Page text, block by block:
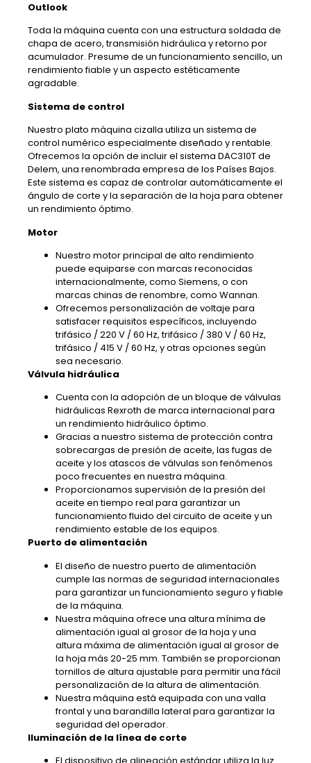
Outlook
Toda la máquina cuenta con una estructura soldada de
chapa de acero, transmisión hidráulica y retorno por
acumulador. Presume de un funcionamiento sencillo, un
rendimiento fiable y un aspecto estéticamente
agradable.
Sistema de control
Nuestro plato máquina cizalla utiliza un sistema de
control numérico especialmente diseñado y rentable.
Ofrecemos la opción de incluir el sistema DAC310T de
Delem, una renombrada empresa de los Países Bajos.
Este sistema es capaz de controlar automáticamente el
ángulo de corte y la separación de la hoja para obtener
un rendimiento óptimo.
Motor
Nuestro motor principal de alto rendimiento
puede equiparse con marcas reconocidas
internacionalmente, como Siemens, o con
marcas chinas de renombre, como Wannan.
Ofrecemos personalización de voltaje para
satisfacer requisitos específicos, incluyendo
trifásico / 220 V / 60 Hz, trifásico / 380 V / 60 Hz,
trifásico / 415 V / 60 Hz, y otras opciones según
sea necesario.
Válvula hidráulica
Cuenta con la adopción de un bloque de válvulas
hidráulicas Rexroth de marca internacional para
un rendimiento hidráulico óptimo.
Gracias a nuestro sistema de protección contra
sobrecargas de presión de aceite, las fugas de
aceite y los atascos de válvulas son fenómenos
poco frecuentes en nuestra máquina.
Proporcionamos supervisión de la presión del
aceite en tiempo real para garantizar un
funcionamiento fluido del circuito de aceite y un
rendimiento estable de los equipos.
Puerto de alimentación
El diseño de nuestro puerto de alimentación
cumple las normas de seguridad internacionales
para garantizar un funcionamiento seguro y fiable
de la máquina.
Nuestra máquina ofrece una altura mínima de
alimentación igual al grosor de la hoja y una
altura máxima de alimentación igual al grosor de
la hoja más 20-25 mm. También se proporcionan
tornillos de altura ajustable para permitir una fácil
personalización de la altura de alimentación.
Nuestra máquina está equipada con una valla
frontal y una barandilla lateral para garantizar la
seguridad del operador.
Iluminación de la línea de corte